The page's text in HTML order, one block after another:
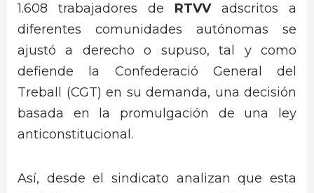
1.608 trabajadores de RTVVadscritos a
diferentes comunidades autónomas se
ajustó a derecho o supuso, tal y como
defiende la Confederació General del
Treball (CGT) en su demanda, una decisión
basada en la promulgación de una ley
anticonstitucional.
Así, desde el sindicato analizan que esta